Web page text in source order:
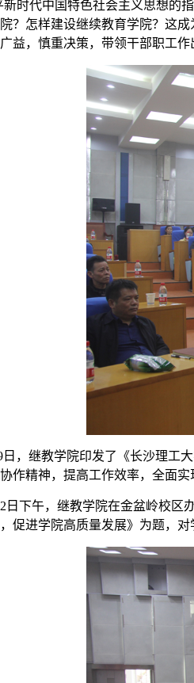
新时代中国特色社会主义思想的
？怎样建设继续教育学院？这
益，慎重决策，带领干部职工
日，继教学院印发了《长沙理工
作精神，提高工作效率，全面
日下午，继教学院在金盆岭校
促进学院高质量发展》为题，